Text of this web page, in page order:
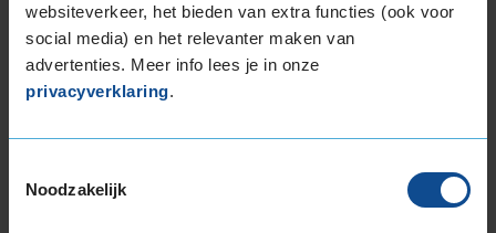
websiteverkeer, het bieden van extra functies (ook voor
social media) en het relevanter maken van
advertenties. Meer info lees je in onze
privacyverklaring.
Noodzakelijk
Ventiel of TPMS service
Stikstof
Bandengarantieplan